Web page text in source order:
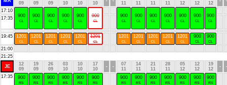
09
09
09
10
10
10
11
11
11
11
12
12
12
17:10
900
CL
900
CL
900
CL
900
CL
900
CL
900
CL
900
CL
900
CL
900
CL
900
CL
900
CL
900
CL
900
CL
17:35
19:45 1201
CL
1201
CL
1201
CL
1201
CL
1201
CL
1201
CL
1201
CL
1201
CL
1201
CL
1201
CL
1201
CL
900
CL
900
CL
21:00
21:25
JE
12
09
19
09
26
09
03
10
10
10
17
10
- -
07
11
14
11
21
11
28
11
05
12
12
12
19
12
-
-
17:35
900
RS
900
RS
900
RS
900
RS
900
RS
900
RS
900
RS
900
RS
900
RS
900
RS
900
RS
900
RS
900
RS